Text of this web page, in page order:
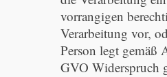
vorrangigen
Verarbeitung vor,
Person legt gemäß
GVO Widerspruch